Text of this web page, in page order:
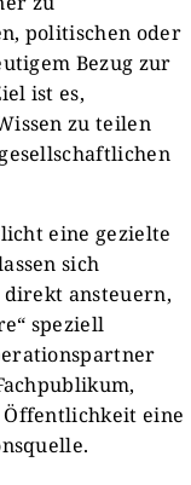
politischen oder
Bezug zur
ist es,
zu teilen
eine gezielte
sich
ansteuern,
speziell
eine